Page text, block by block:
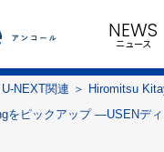
NEWS
ニュース
NEXT関連
Hiromitsu
をピックアップ ―USENデ